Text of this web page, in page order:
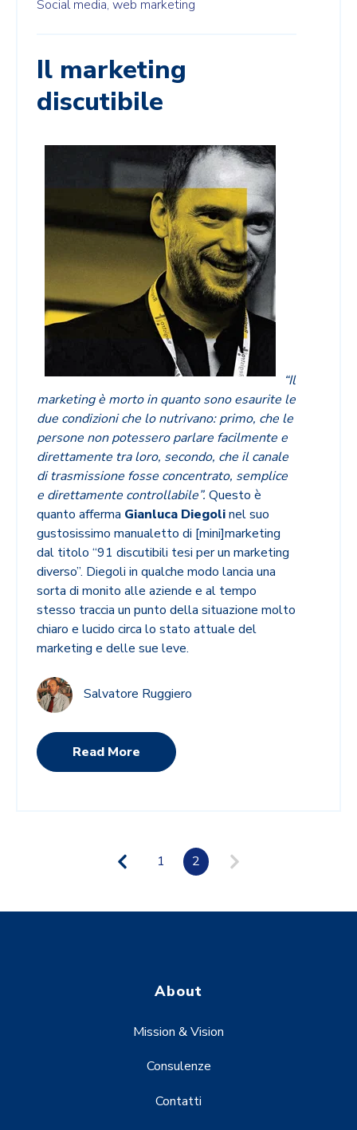
Social media, web marketing
Il marketing
discutibile
“Il
marketing è morto in quanto sono esaurite le
due condizioni che lo nutrivano: primo, che le
persone non potessero parlare facilmente e
direttamente tra loro, secondo, che il canale
di trasmissione fosse concentrato, semplice
e direttamente controllabile”. Questo è
quanto afferma Gianluca Diegolinel suo
gustosissimo manualetto di [mini]marketing
dal titolo “91 discutibili tesi per un marketing
diverso”. Diegoli in qualche modo lancia una
sorta di monito alle aziende e al tempo
stesso traccia un punto della situazione molto
chiaro e lucido circa lo stato attuale del
marketing e delle sue leve.
Salvatore Ruggiero
Read More
1 2
About
Mission & Vision
Consulenze
Contatti